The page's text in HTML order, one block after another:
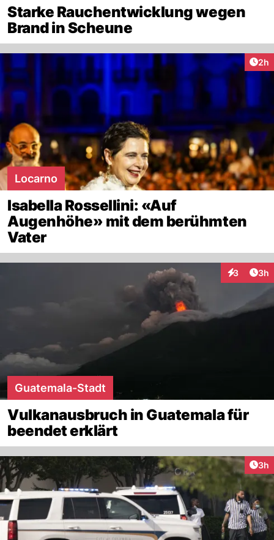
Starke Rauchentwicklung wegen
Brand in Scheune
2h
Locarno
Isabella Rossellini: «Auf
Augenhöhe» mit dem berühmten
Vater
3 3h
Guatemala-Stadt
Vulkanausbruch in Guatemala für
beendet erklärt
3h